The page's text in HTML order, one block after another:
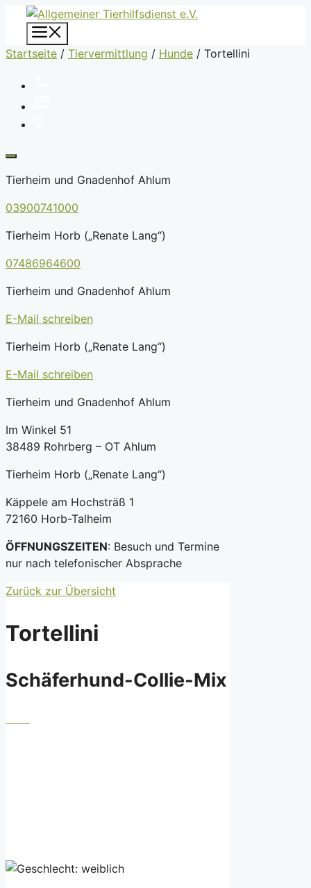
Zum
Inhalt
springen
Startseite / Tiervermittlung / Hunde / Tortellini
Tierheim und Gnadenhof Ahlum
03900741000
Tierheim Horb („Renate Lang“)
07486964600
Tierheim und Gnadenhof Ahlum
E-Mail schreiben
Tierheim Horb („Renate Lang“)
E-Mail schreiben
Tierheim und Gnadenhof Ahlum
Im Winkel 51
38489 Rohrberg – OT Ahlum
Tierheim Horb („Renate Lang“)
Käppele am Hochsträß 1
72160 Horb-Talheim
ÖFFNUNGSZEITEN: Besuch und Termine
nur nach telefonischer Absprache
Zurück zur Übersicht
Tortellini
Schäferhund-Collie-Mix